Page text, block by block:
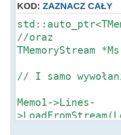
KOD: ZAZNACZ CAŁY
//oraz
TMemoryStream
// I samo
Memo1->Lines-